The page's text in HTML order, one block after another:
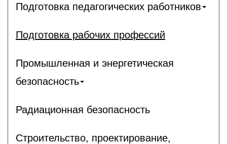
Подготовка педагогических работников
Подготовка рабочих профессий
Промышленная и энергетическая
безопасность
Радиационная безопасность
Строительство, проектирование,